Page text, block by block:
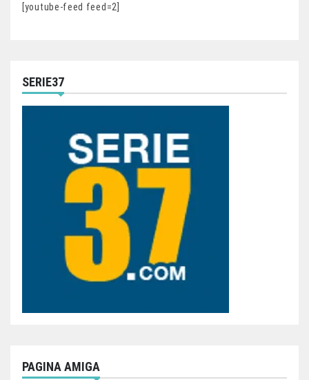
[youtube-feed feed=2]
SERIE37
PAGINA AMIGA